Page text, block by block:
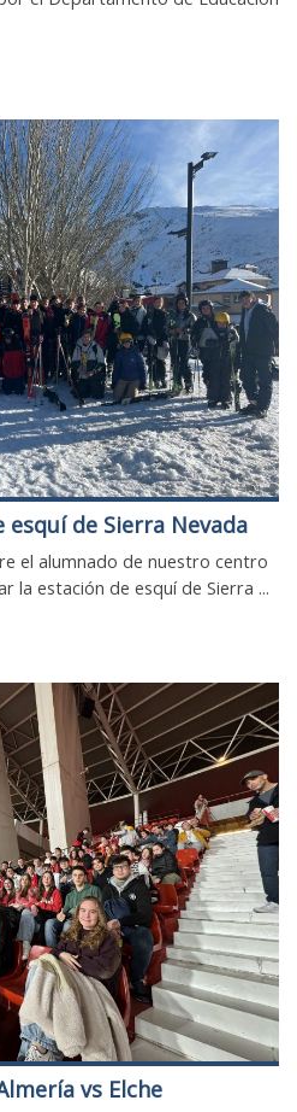
esquí de Sierra Nevada
el alumnado de nuestro centro
la estación de esquí de Sierra ...
vs Elche